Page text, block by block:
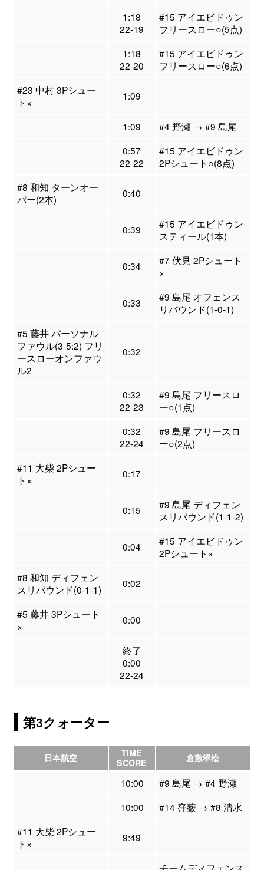
1:18
22-19
#15 アイエビドゥン
フリースロー○(5点)
1:18
22-20
#15 アイエビドゥン
フリースロー○(6点)
#23 中村 3Pシュー
ト×
1:09
1:09
#4 野瀬 → #9 島尾
0:57
22-22
#15 アイエビドゥン
2Pシュート○(8点)
#8 和知 ターンオー
バー(2本)
0:40
0:39
#15 アイエビドゥン
スティール(1本)
0:34
#7 伏見 2Pシュート
×
0:33
#9 島尾 オフェンス
リバウンド(1-0-1)
#5 藤井 パーソナル
ファウル(3-5:2) フリ
ースローオンファウ
ル2
0:32
0:32
22-23
#9 島尾 フリースロ
ー○(1点)
0:32
22-24
#9 島尾 フリースロ
ー○(2点)
#11 大柴 2Pシュー
ト×
0:17
0:15
#9 島尾 ディフェン
スリバウンド(1-1-2)
0:04
#15 アイエビドゥン
2Pシュート×
#8 和知 ディフェン
スリバウンド(0-1-1)
0:02
#5 藤井 3Pシュート
×
0:00
終了
0:00
22-24
第3クォーター
日本航空
TIME
SCORE
倉敷翠松
10:00
#9 島尾 → #4 野瀬
10:00
#14 窪薮 → #8 清水
#11 大柴 2Pシュー
ト×
9:49